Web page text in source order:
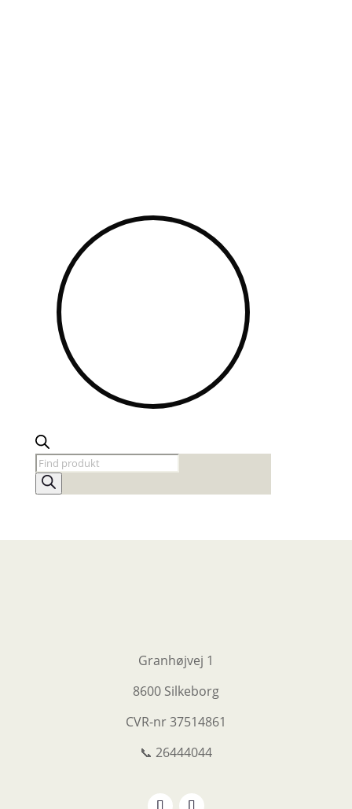
Products
search
Granhøjvej 1
8600 Silkeborg
CVR-nr37514861
📞 26444044